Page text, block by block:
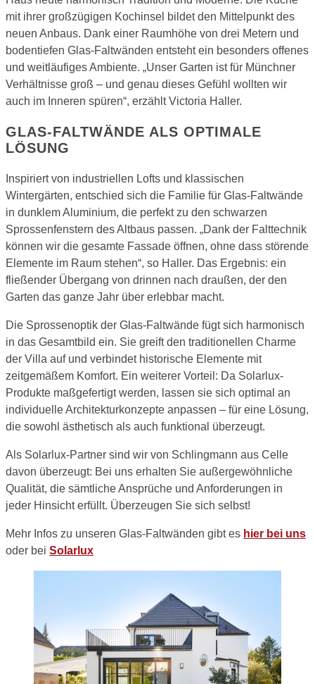
mit ihrer großzügigen Kochinsel bildet den Mittelpunkt des
neuen Anbaus. Dank einer Raumhöhe von drei Metern und
bodentiefen Glas-Faltwänden entsteht ein besonders offenes
und weitläufiges Ambiente. „Unser Garten ist für Münchner
Verhältnisse groß – und genau dieses Gefühl wollten wir
auch im Inneren spüren“, erzählt Victoria Haller.
GLAS-FALTWÄNDE ALS OPTIMALE
LÖSUNG
Inspiriert von industriellen Lofts und klassischen
Wintergärten, entschied sich die Familie für Glas-Faltwände
in dunklem Aluminium, die perfekt zu den schwarzen
Sprossenfenstern des Altbaus passen. „Dank der Falttechnik
können wir die gesamte Fassade öffnen, ohne dass störende
Elemente im Raum stehen“, so Haller. Das Ergebnis: ein
fließender Übergang von drinnen nach draußen, der den
Garten das ganze Jahr über erlebbar macht.
Die Sprossenoptik der Glas-Faltwände fügt sich harmonisch
in das Gesamtbild ein. Sie greift den traditionellen Charme
der Villa auf und verbindet historische Elemente mit
zeitgemäßem Komfort. Ein weiterer Vorteil: Da Solarlux-
Produkte maßgefertigt werden, lassen sie sich optimal an
individuelle Architekturkonzepte anpassen – für eine Lösung,
die sowohl ästhetisch als auch funktional überzeugt.
Als Solarlux-Partner sind wir von Schlingmann aus Celle
davon überzeugt: Bei uns erhalten Sie außergewöhnliche
Qualität, die sämtliche Ansprüche und Anforderungen in
jeder Hinsicht erfüllt. Überzeugen Sie sich selbst!
Mehr Infos zu unseren Glas-Faltwänden gibt es hier bei uns
oder bei Solarlux